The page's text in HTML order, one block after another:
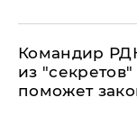
Командир
из
поможет